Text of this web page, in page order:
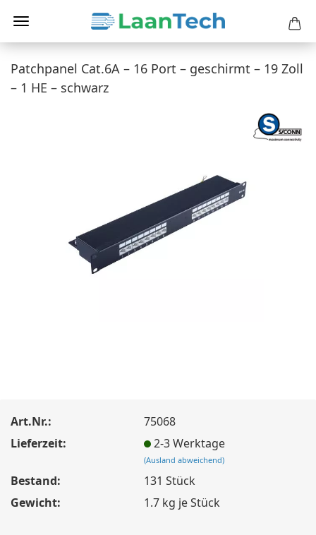
Patchpanel Cat.6A – 16 Port – geschirmt – 19 Zoll
– 1 HE – schwarz
Art.Nr.:
75068
Lieferzeit:
2-3 Werktage
(Ausland abweichend)
Bestand: 131Stück
Gewicht:
1.7 kg je Stück